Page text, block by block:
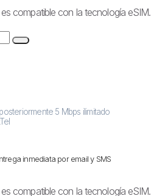
compatible con la tecnología eSIM.
5 Mbps ilimitado
inmediata por email y SMS
compatible con la tecnología eSIM.